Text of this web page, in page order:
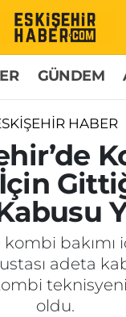
GÜNDEM
HABER
İçin
bakımı
adeta
oldu.
Trafik Yoğunluk
Durumu ve